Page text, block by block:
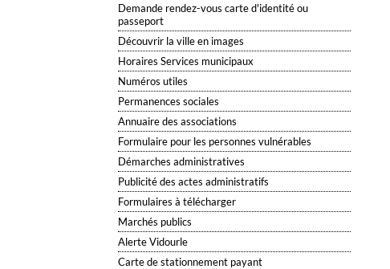
Demande rendez-vous carte d'identité ou
passeport
Découvrir la ville en images
Horaires Services municipaux
Numéros utiles
Permanences sociales
Annuaire des associations
Formulaire pour les personnes vulnérables
Démarches administratives
Publicité des actes administratifs
Formulaires à télécharger
Marchés publics
Alerte Vidourle
Carte de stationnement payant